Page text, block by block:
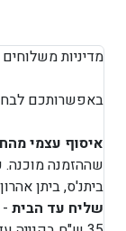
מדיניות משלוחים
באפשרותכם
איסוף עצמי
שההזמנה
ביתנ'ס, ביתן אהרון
שליח עד הבית